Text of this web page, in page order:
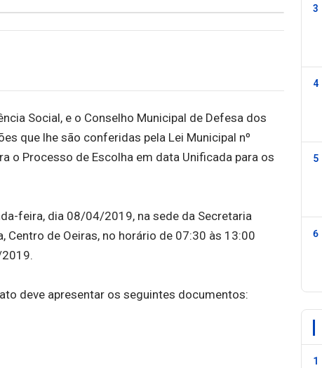
Social, e o Conselho Municipal de Defesa dos
que lhe são conferidas pela Lei Municipal nº
o Processo de Escolha em data Unificada para os
feira, dia 08/04/2019, na sede da Secretaria
Centro de Oeiras, no horário de 07:30 às 13:00
deve apresentar os seguintes documentos: